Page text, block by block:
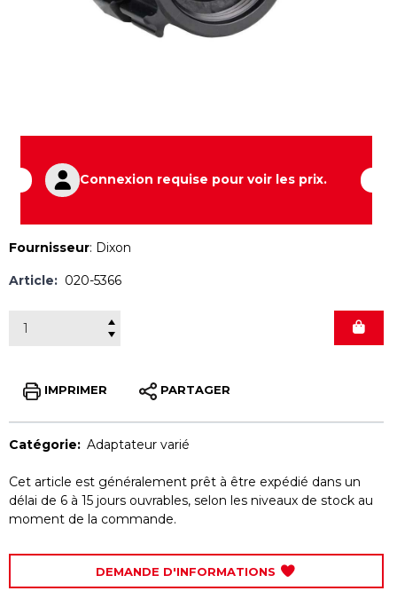
Connexion requise pour voir les prix.
Fournisseur: Dixon
Article: 020-5366
IMPRIMER PARTAGER
Catégorie: Adaptateur varié
Cet article est généralement prêt à être expédié dans un
délai de 6 à 15 jours ouvrables, selon les niveaux de stock au
moment de la commande.
DEMANDE D'INFORMATIONS